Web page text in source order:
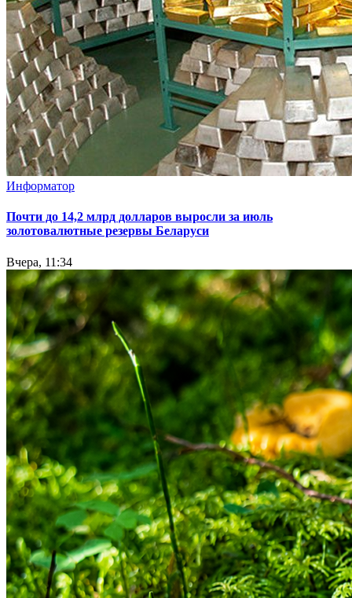
Информатор
Почти до 14,2 млрд долларов выросли за июль
золотовалютные резервы Беларуси
Вчера, 11:34